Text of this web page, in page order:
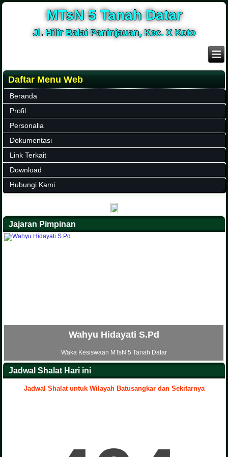
MTsN 5 Tanah Datar
Jl. Hilir Balai Paninjauan, Kec. X Koto
Daftar Menu Web
Beranda
Profil
Personalia
Dokumentasi
Link Terkait
Download
Hubungi Kami
Jajaran Pimpinan
MTsN 5 Tanah Datar Waka Sarana dan
Jadwal Shalat Hari ini
Jadwal Shalat untuk Wilayah Batusangkar dan Sekitarnya